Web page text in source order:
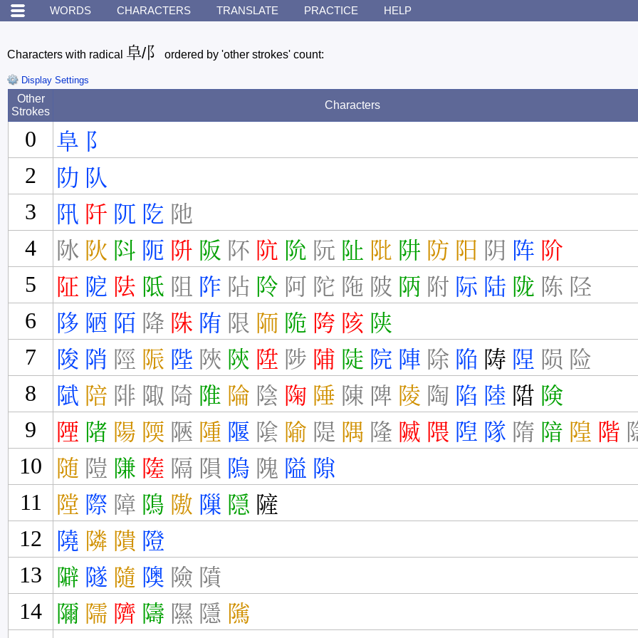
WORDS CHARACTERS TRANSLATE PRACTICE HELP
Characters with radical 阜/阝 ordered by 'other strokes' count:
Display Settings
Other
Strokes
Characters
0 阜 阝
2
阞 队
3
阠 阡 阢 阣 阤
4
阥 阦 阧 阨 阩 阪 阫 阬 阭 阮 阯 阰 阱 防 阳 阴 阵 阶
5
阷 阸 阹 阺 阻 阼 阽 阾 阿 陀 陁 陂 陃 附 际 陆 陇 陈 陉
6
陊 陋 陌 降 陎 陏 限 陑 陒 陓 陔 陕
7
陖 陗 陘 陙 陛 陜 陝 陞 陟 陠 陡 院 陣 除 陥 陦 陧 陨 险
8
陚 陪 陫 陬 陭 陮 陯 陰 陱 陲 陳 陴 陵 陶 陷 陸 陹 険
9
陻 陼 陽 陾 陿 隀 隁 隂 隃 隄 隅 隆 隇 隈 隉 隊 隋 隌 隍 階
10
随 隑 隒 隓 隔 隕 隖 隗 隘 隙
11
隚 際 障 隝 隞 隟 隠 隡
12
隢 隣 隤 隥
13
隦 隧 隨 隩 險 隫
14
隬 隭 隮 隯 隰 隱 隲